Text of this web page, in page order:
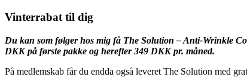
Vinterrabat til dig
Du kan som følger hos mig få The Solution – Anti-Wrinkle
DKK på første pakke og herefter 349 DKK pr. måned.
På medlemskab får du endda også leveret The Solution med